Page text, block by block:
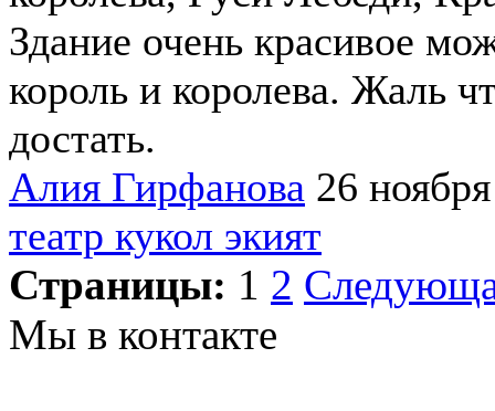
Здание очень красивое
король и королева. Жаль
достать.
Алия Гирфанова 26
театр кукол экият
Страницы: 1 2
Мы в контакте